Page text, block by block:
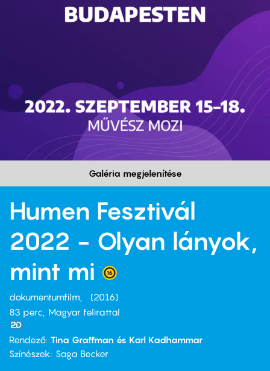
Galéria megjelenítése
Humen Fesztivál
2022 - Olyan lányok,
mint mi
dokumentumfilm
2016
83 perc,
Magyar felirattal
Rendező Tina Graffman és Karl Kadhammar
Színészek
Saga Becker